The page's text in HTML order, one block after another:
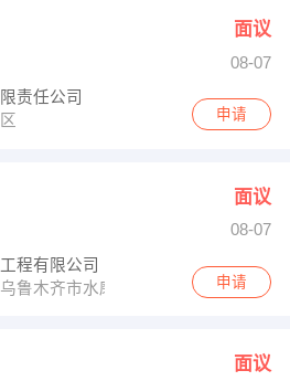
面议
08-07
责任公司
申请
面议
08-07
程有限公司
鲁木齐市水磨沟区锦绣一巷申请
面议